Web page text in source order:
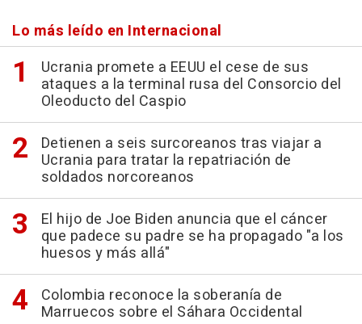
Lo más leído en Internacional
Ucrania promete a EEUU el cese de sus
ataques a la terminal rusa del Consorcio del
Oleoducto del Caspio
Detienen a seis surcoreanos tras viajar a
Ucrania para tratar la repatriación de
soldados norcoreanos
El hijo de Joe Biden anuncia que el cáncer
que padece su padre se ha propagado "a los
huesos y más allá"
Colombia reconoce la soberanía de
Marruecos sobre el Sáhara Occidental